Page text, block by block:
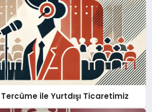
ile Yurtdışı Ticaretimiz